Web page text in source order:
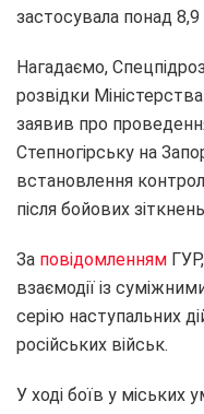
застосувала понад 8,9
Нагадаємо,
розвідки
заявив про
Степногірську на
встановлення
після бойових
За повідомленням
взаємодії із
серію наступальних
російських військ.
У ході боїв у міських